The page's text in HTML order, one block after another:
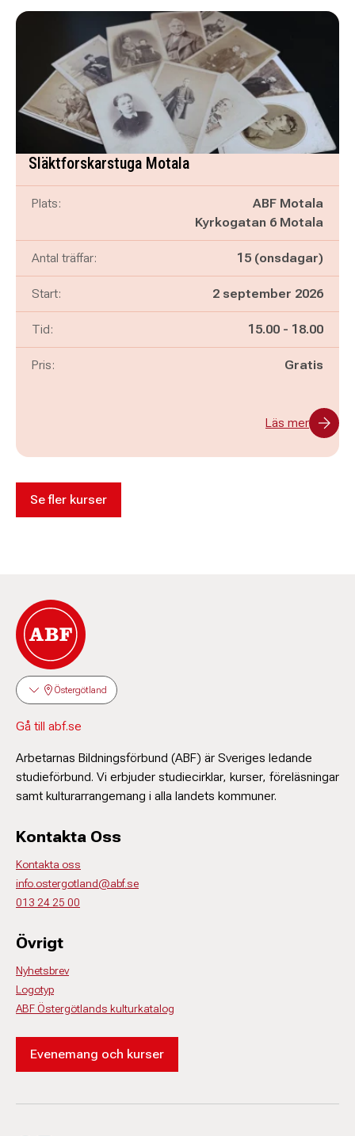
Släktforskarstuga Motala
Plats:
ABF Motala
Kyrkogatan 6 Motala
Antal träffar: 15 (onsdagar)
Start: 2 september 2026
Tid: Pågår mellan
15.00 - och
18.00
Pris: Gratis
Läs mer
Se fler kurser
Östergötland
Gå till abf.se
Arbetarnas Bildningsförbund (ABF) är Sveriges ledande
studieförbund. Vi erbjuder studiecirklar, kurser, föreläsningar
samt kulturarrangemang i alla landets kommuner.
Kontakta Oss
Kontakta oss
info.ostergotland@abf.se
013 24 25 00
Övrigt
Nyhetsbrev
Logotyp
ABF Östergötlands kulturkatalog
Evenemang och kurser